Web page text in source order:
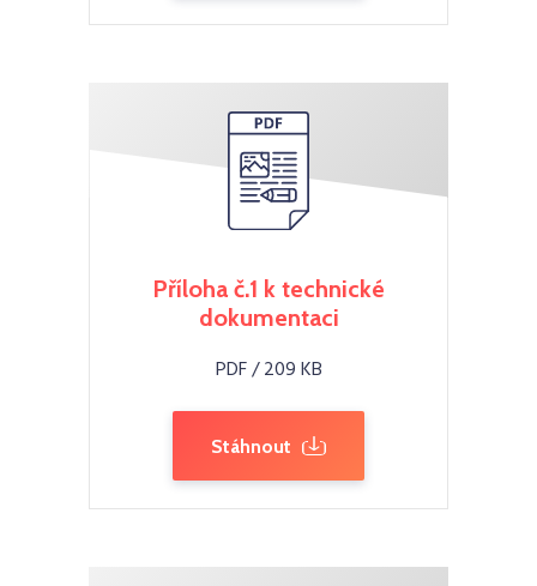
Příloha č.1 k technické
dokumentaci
PDF / 209 KB
Stáhnout